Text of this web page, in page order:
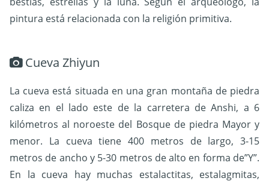
pintura está relacionada con la religión primitiva.
Cueva Zhiyun
La cueva está situada en una gran montaña de piedra
caliza en el lado este de la carretera de Anshi, a 6
kilómetros al noroeste del Bosque de piedra Mayor y
menor. La cueva tiene 400 metros de largo, 3-15
metros de ancho y 5-30 metros de alto en forma de”Y”.
En la cueva hay muchas estalactitas, estalagmitas,